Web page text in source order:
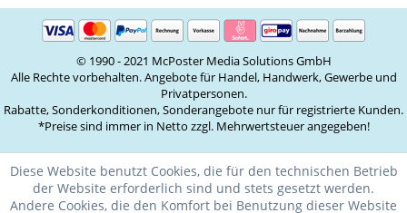
DE 90 Nürnberg | Erlangen | Forchheim | Schwabach |
DE 91 Ansbach | Feuchtwangen | Rothenburg |
Heilsbronn | Gunzenhausen - Bayern
DE 92 Amberg | Schwandorf | Weiden | Neumarkt |
DE 93 Regensburg | Ingolstadt | Kelheim | Straubing |
Neumarkt - Bayern
© 1990 - 2021 McPoster Media Solutions GmbH
Alle Rechte vorbehalten. Angebote für Handel, Handwerk, Gewerbe und
Privatpersonen.
Rabatte, Sonderkonditionen, Sonderangebote nur für registrierte Kunden.
*Preise sind immer in Netto zzgl. Mehrwertsteuer angegeben!
Diese Website benutzt Cookies, die für den technischen Betrieb
der Website erforderlich sind und stets gesetzt werden.
Andere Cookies, die den Komfort bei Benutzung dieser Website